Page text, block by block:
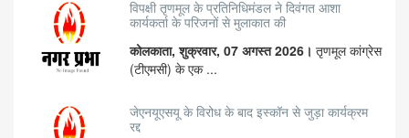
विपक्षी तृणमूल के प्रतिनिधिमंडल ने दिवंगत आशा
कार्यकर्ता के परिजनों से मुलाकात की
कोलकाता, शुक्रवार, 07 अगस्त 2026। तृणमूल कांग्रेस
(टीएमसी) के एक ...
जेएनयूएसयू के विरोध के बाद इस्कॉन से जुड़ा कार्यक्रम
रद्द